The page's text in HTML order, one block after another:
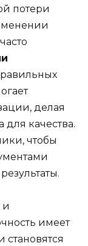
потери
делая
для качества.
чтобы
и
имеет
становятся